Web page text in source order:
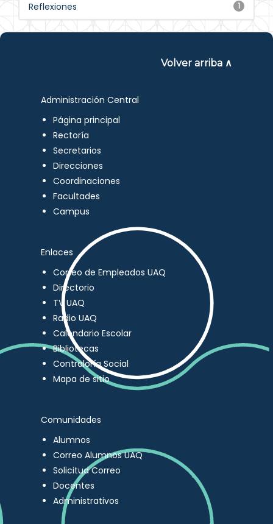
1
Reflexiones
Volver arriba ∧
Administración Central
Página principal
Rectoría
Secretarios
Direcciones
Coordinaciones
Facultades
Campus
Enlaces
Correo de Empleados UAQ
Directorio
TV UAQ
Radio UAQ
Calendario Escolar
Bibliotecas
Contraloría Social
Mapa de sitio
Comunidades
Alumnos
Correo Alumnos UAQ
Solicitud Correo
Docentes
Administrativos